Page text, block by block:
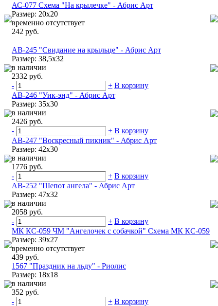
АС-077 Схема "На крылечке" - Абрис Арт
Размер: 20х20
временно отсутствует
242 руб.
АВ-245 "Свидание на крыльце" - Абрис Арт
Размер: 38,5х32
в наличии
2332 руб.
-
+ В корзину
АВ-246 "Уик-энд" - Абрис Арт
Размер: 35х30
в наличии
2426 руб.
-
+ В корзину
АВ-247 "Воскресный пикник" - Абрис Арт
Размер: 42х30
в наличии
1776 руб.
-
+ В корзину
АВ-252 "Шепот ангела" - Абрис Арт
Размер: 47х32
в наличии
2058 руб.
-
+ В корзину
МК КС-059 ЧМ "Ангелочек с собачкой" Схема МК КС-059
Размер: 39х27
временно отсутствует
439 руб.
1567 "Праздник на льду" - Риолис
Размер: 18х18
в наличии
352 руб.
-
+ В корзину